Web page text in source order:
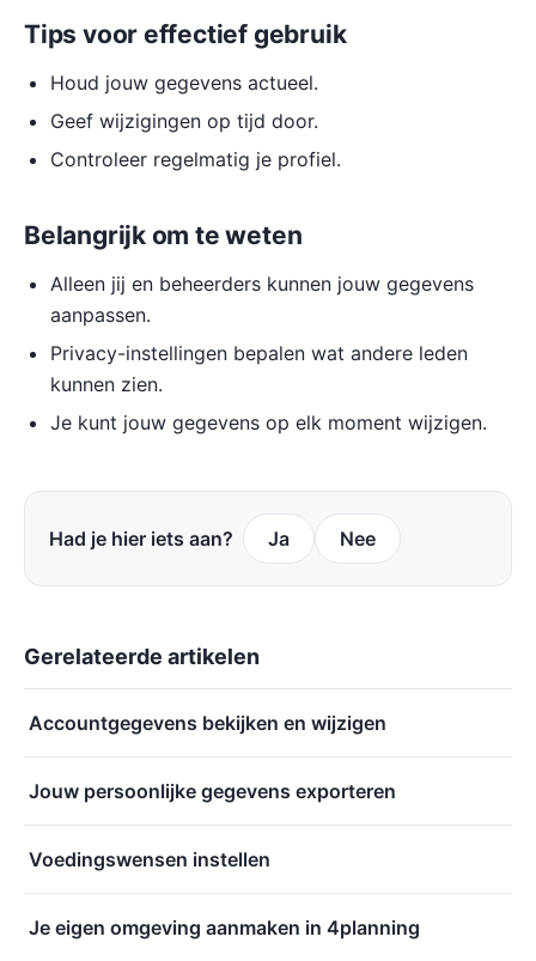
Tips voor effectief gebruik
Houd jouw gegevens actueel.
Geef wijzigingen op tijd door.
Controleer regelmatig je profiel.
Belangrijk om te weten
Alleen jij en beheerders kunnen jouw gegevens
aanpassen.
Privacy-instellingen bepalen wat andere leden
kunnen zien.
Je kunt jouw gegevens op elk moment wijzigen.
Had je hier iets aan? Ja Nee
Gerelateerde artikelen
Accountgegevens bekijken en wijzigen
Jouw persoonlijke gegevens exporteren
Voedingswensen instellen
Je eigen omgeving aanmaken in 4planning